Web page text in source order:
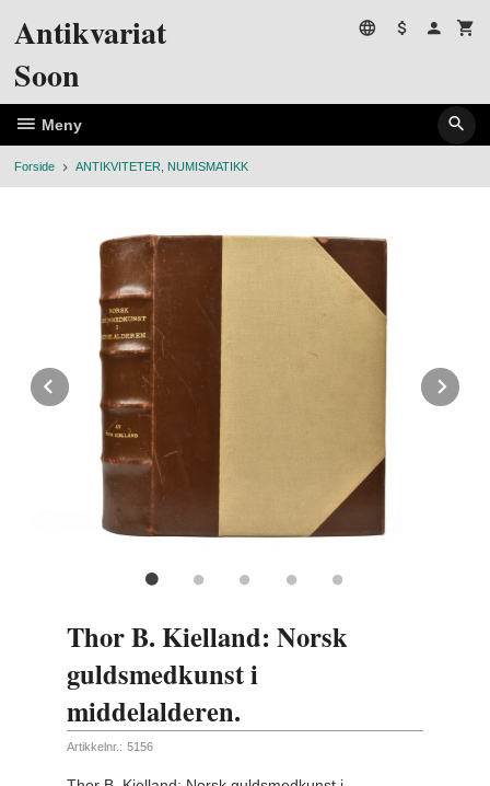
Antikvariat
Soon
Meny
Forside ANTIKVITETER, NUMISMATIKK
Prev
Thor B. Kielland: Norsk
guldsmedkunst i
middelalderen.
Artikkelnr.: 5156